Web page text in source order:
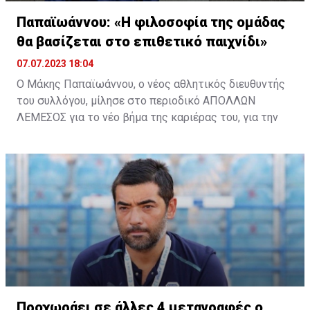
Παπαϊωάννου: «Η φιλοσοφία της ομάδας
θα βασίζεται στο επιθετικό παιχνίδι»
07.07.2023 18:04
Ο Μάκης Παπαϊωάννου, ο νέος αθλητικός διευθυντής
του συλλόγου, μίλησε στο περιοδικό ΑΠΟΛΛΩΝ
ΛΕΜΕΣΟΣ για το νέο βήμα της καριέρας του, για την
καθήκοντα και για τον τρόπο λειτουργίας του
συλλόγου.
«Δεν υπάρχει ούτε μία πρόταση στα γραφεία μας,
ούτε κρούση»
Απάντησε σε κάθε απορία αναφορικά με τον ρόλο του
και τον μεταγραφικό σχεδιασμό, εξήγησε και ανέλυσε
το πλάνο του τονίζοντας πως γνωρίζει που ήρθε και
τις απαιτήσεις που υπάρχουν στην ομάδα μας.
Δηλώνει πανέτοιμος να ανταποκριθεί στις υψηλές